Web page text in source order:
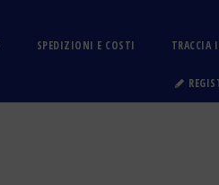
SPEDIZIONI E COSTI TRACCIA